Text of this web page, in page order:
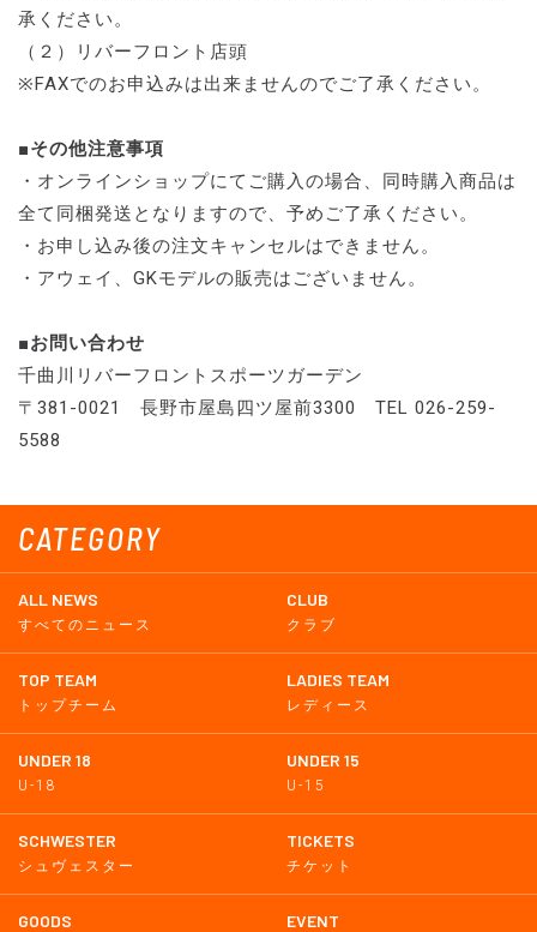
CATEGORY
ALL NEWS
すべてのニュース
CLUB
クラブ
TOP TEAM
トップチーム
LADIES TEAM
レディース
UNDER 18
U-18
UNDER 15
U-15
SCHWESTER
シュヴェスター
TICKETS
チケット
GOODS EVENT
承ください。
（２）リバーフロント店頭
※FAXでのお申込みは出来ませんのでご了承ください。
■その他注意事項
・オンラインショップにてご購入の場合、同時購入商品は
全て同梱発送となりますので、予めご了承ください。
・お申し込み後の注文キャンセルはできません。
・アウェイ、GKモデルの販売はございません。
■お問い合わせ
千曲川リバーフロントスポーツガーデン
〒381-0021 長野市屋島四ツ屋前3300 TEL 026-259-
5588